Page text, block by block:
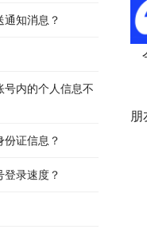
知消息？
号内的个人信息不
证信息？
录速度？